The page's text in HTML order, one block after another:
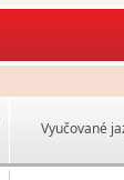
Vyučované